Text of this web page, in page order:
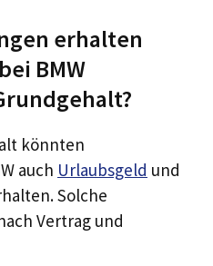
erhalten
BMW
könnten
auch Urlaubsgeld und
Solche
Vertrag und